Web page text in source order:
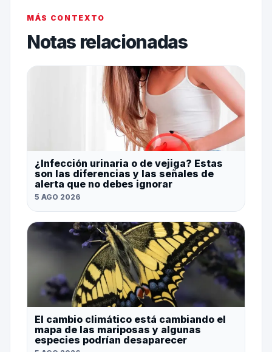
MÁS CONTEXTO
Notas relacionadas
¿Infección urinaria o de vejiga? Estas
son las diferencias y las señales de
alerta que no debes ignorar
5 AGO 2026
El cambio climático está cambiando el
mapa de las mariposas y algunas
especies podrían desaparecer